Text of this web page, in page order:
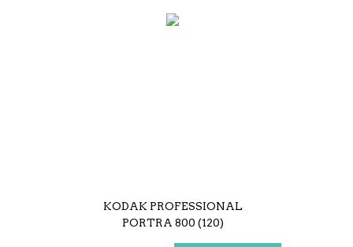
KODAK PROFESSIONAL
PORTRA 800 (120)